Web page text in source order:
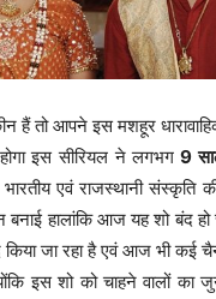
हैं तो आपने इस मशहूर
इस सीरियल ने लगभग 9
एवं राजस्थानी
हालांकि आज यह शो बंद
किया जा रहा है एवं आज भी कई
इस शो को चाहने वालों